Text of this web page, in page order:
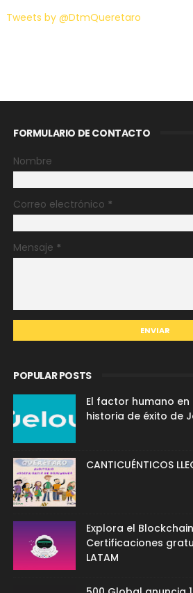
Tweets by @DtmQueretaro
FORMULARIO DE CONTACTO
Nombre
Correo electrónico *
Mensaje *
POPULAR POSTS
El factor humano
historia de éxito de
CANTICUÉNTICOS
Explora el
Certificaciones
LATAM